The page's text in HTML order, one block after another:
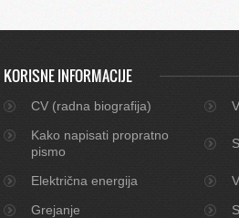
KORISNE INFORMACIJE
CV (radna biografija)
Kako napisati propratno
pismo
Električna energija
Grejanje